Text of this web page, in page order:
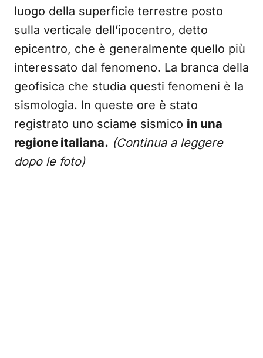
luogo della superficie terrestre posto
sulla verticale dell’ipocentro, detto
epicentro, che è generalmente quello più
interessato dal fenomeno. La branca della
geofisica che studia questi fenomeni è la
sismologia. In queste ore è stato
registrato uno sciame sismico in una
regione italiana. (Continua a leggere
dopo le foto)